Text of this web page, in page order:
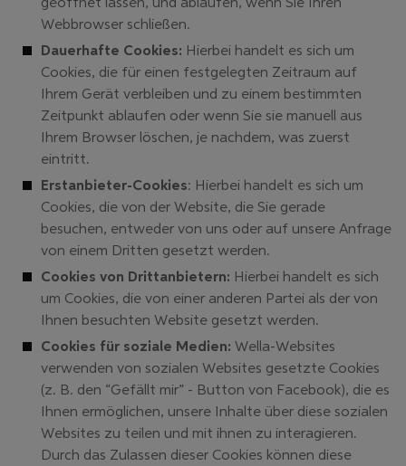
Webbrowser schließen.
Dauerhafte Cookies: Hierbei handelt es sich um
Cookies, die für einen festgelegten Zeitraum auf
Ihrem Gerät verbleiben und zu einem bestimmten
Zeitpunkt ablaufen oder wenn Sie sie manuell aus
Ihrem Browser löschen, je nachdem, was zuerst
eintritt.
Erstanbieter-Cookies: Hierbei handelt es sich um
Cookies, die von der Website, die Sie gerade
besuchen, entweder von uns oder auf unsere Anfrage
von einem Dritten gesetzt werden.
Cookies von Drittanbietern: Hierbei handelt es sich
um Cookies, die von einer anderen Partei als der von
Ihnen besuchten Website gesetzt werden.
Cookies für soziale Medien: Wella-Websites
verwenden von sozialen Websites gesetzte Cookies
(z. B. den “Gefällt mir” - Button von Facebook), die es
Ihnen ermöglichen, unsere Inhalte über diese sozialen
Websites zu teilen und mit ihnen zu interagieren.
Durch das Zulassen dieser Cookies können diese